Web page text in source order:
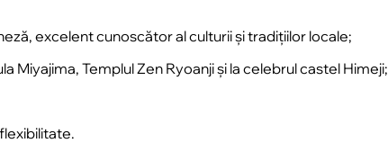
excelent cunoscător al culturii și tradițiilor locale;
Miyajima, Templul Zen Ryoanji și la celebrul castel Himeji;